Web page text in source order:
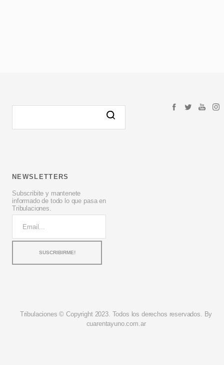
NEWSLETTERS
Subscribite y mantenete
informado de todo lo que pasa en
Tribulaciones.
Tribulaciones © Copyright 2023. Todos los derechos reservados. By
cuarentayuno.com.ar